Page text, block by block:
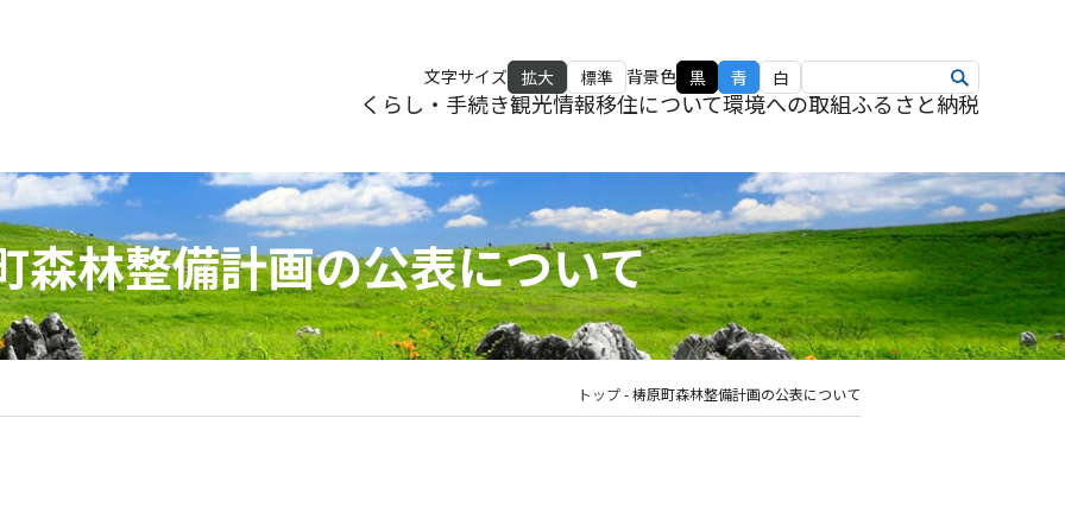
文字サイズ 拡大 標準 背景色 黒 青 白
くらし・手続き観光情報移住について環境への取組ふるさと納税
森林整備計画の公表について
トップ-梼原町森林整備計画の公表について